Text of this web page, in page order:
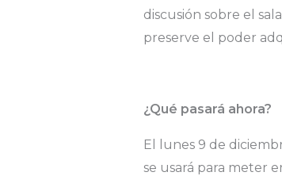
discusión sobre el
preserve el poder
¿Qué pasará ahora?
El lunes 9 de
se usará para meter